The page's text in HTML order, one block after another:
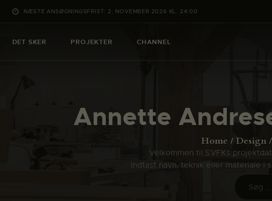
NÆSTE ANSØGNINGSFRIST: 2. NOVEMBER 2026 KL. 24:00
DET SKER PROJEKTER CHANNEL
Annette
Home Design
Velkommen til SVFKs
Indtast navn, teknik eller materiale i
OM